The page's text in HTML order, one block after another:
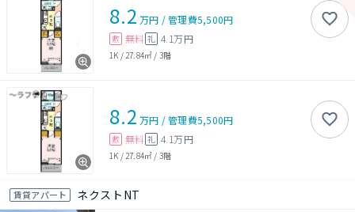
8.2 万円 /管理費5,500円
敷 無料 礼 4.1万円
1K / 27.84㎡ / 3階
8.2 万円 /管理費5,500円
敷 無料 礼 4.1万円
1K / 27.84㎡ / 3階
賃貸アパート ネクストNT